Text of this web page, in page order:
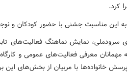
کرد.
این مناسبت جشنی با حضور کودکان و
سرودملی، نمایش نماهنگ فعالیت‌های
معرفی فعالیت‌های عمومی و
خانواده‌ها با مربیان از بخش‌های این